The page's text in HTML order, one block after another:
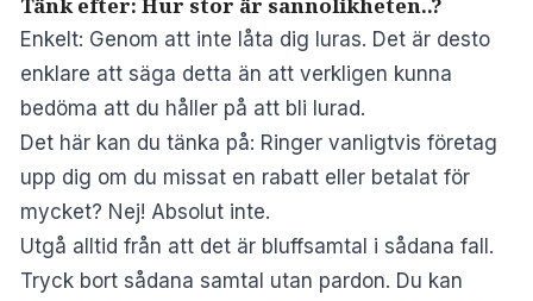
Enkelt: Genom att inte låta dig luras. Det är desto
enklare att säga detta än att verkligen kunna
bedöma att du håller på att bli lurad.
Det här kan du tänka på: Ringer vanligtvis företag
upp dig om du missat en rabatt eller betalat för
mycket? Nej! Absolut inte.
Utgå alltid från att det är bluffsamtal i sådana fall.
Tryck bort sådana samtal utan pardon. Du kan